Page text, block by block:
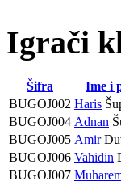
Igrači
Šifra Ime i
BUGOJ002 Haris
BUGOJ004 Adnan
BUGOJ005 Amir
BUGOJ006 Vahidin
BUGOJ007